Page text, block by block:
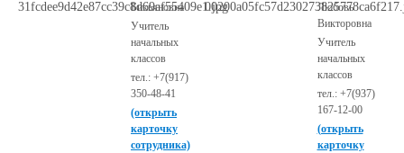
Бикьяновна
Учитель
начальных
классов
тел.: +7(917)
350-48-41
(открыть
карточку
сотрудника)
Любовь
Викторовна
Учитель
начальных
классов
тел.: +7(937)
167-12-00
(открыть
карточку